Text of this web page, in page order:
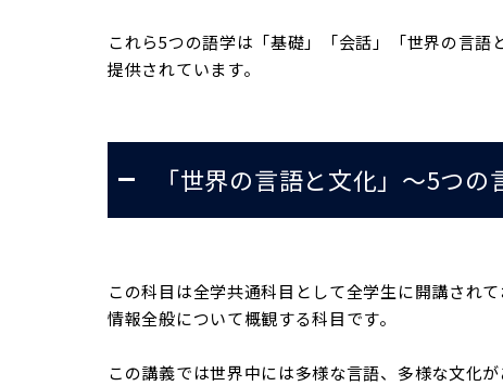
これら5つの語学は「基礎」「会話」「世界の言
提供されています。
「世界の言語と文化」～5つ
この科目は全学共通科目として全学生に開講され
情報全般について概観する科目です。
この講義では世界中には多様な言語、多様な文化